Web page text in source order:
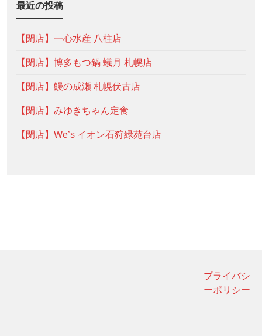
最近の投稿
【閉店】一心水産 八柱店
【閉店】博多もつ鍋 蟻月 札幌店
【閉店】鰻の成瀬 札幌伏古店
【閉店】みゆきちゃん定食
【閉店】We’s イオン石狩緑苑台店
プライバシ
ーポリシー